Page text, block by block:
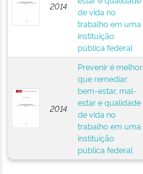
2014
de vida no
trabalho em uma
instituição
pública federal
2014
Prevenir é melhor
que remediar:
bem-estar, mal-
estar e qualidade
de vida no
trabalho em uma
instituição
pública federal